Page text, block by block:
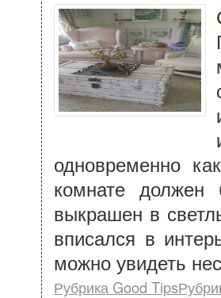
одновременно
комнате
выкрашен в
вписался в
можно увидеть
Рубрика Good